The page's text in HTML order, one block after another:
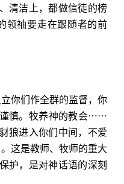
清洁上，都做信徒的榜
领袖要走在跟随者的前
立你们作全群的监督，你
慎。牧养神的教会⋯⋯
狼进入你们中间，不爱
。这是教师、牧师的重大
护，是对神话语的深刻